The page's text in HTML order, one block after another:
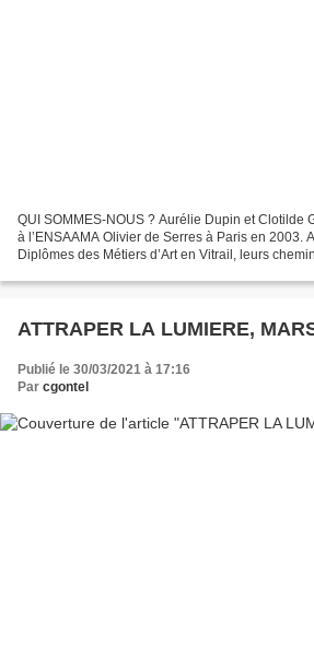
QUI SOMMES-NOUS ? Aurélie Dupin et Clotilde
à l’ENSAAMA Olivier de Serres à Paris en 2003.
Diplômes des Métiers d’Art en Vitrail, leurs
ATTRAPER LA LUMIERE,
Publié le 30/03/2021 à 17:16
Par cgontel